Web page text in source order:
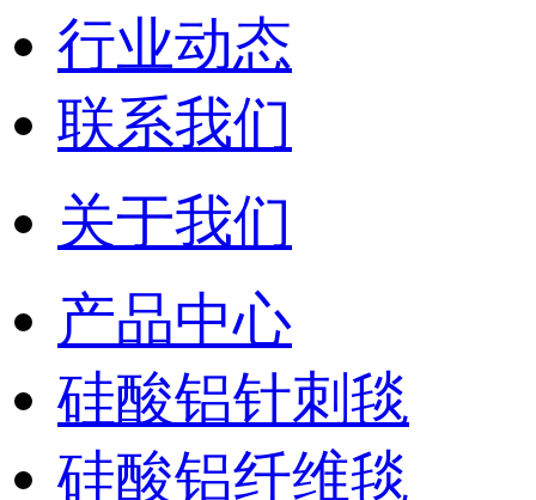
行业动态
联系我们
关于我们
产品中心
硅酸铝针刺毯
硅酸铝纤维毯